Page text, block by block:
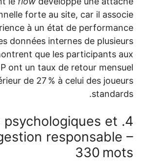
forte au site, car il
l’expérience à un état de
Les données internes de
montrent que les participants
VIP ont un taux de retour
supérieur de 27 % à celui des
psychologiques et
gestion
330